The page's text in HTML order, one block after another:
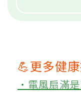
💪更多健
‧電風扇滿